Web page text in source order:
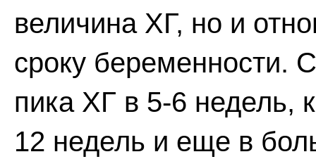
величина ХГ, но и
сроку беременности.
пика ХГ в 5-6 недель,
12 недель и еще в